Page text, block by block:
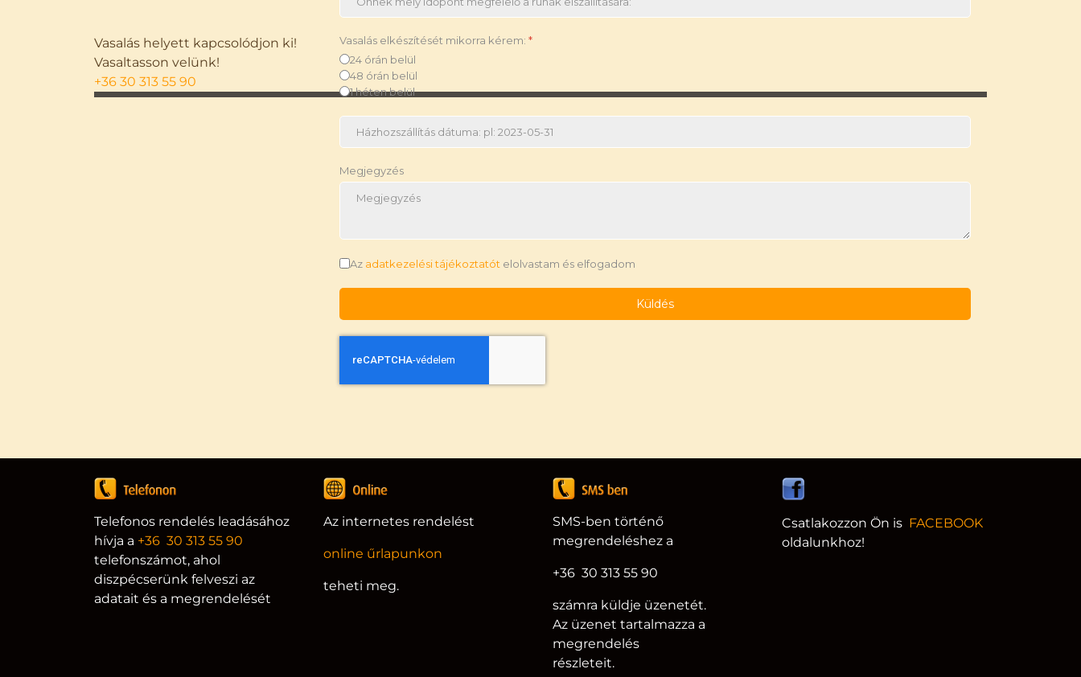
Vasalás helyett kapcsolódjon ki!
Vasaltasson velünk!
+36 30 313 55 90
Vasalás elkészítését mikorra kérem: *
24 órán belül
48 órán belül
1 héten belül
Megjegyzés
Az adatkezelési tájékoztatót elolvastam és elfogadom
Küldés
Telefonos rendelés leadásához
hívja a +36 30 313 55 90
telefonszámot, ahol
diszpécserünk felveszi az
adatait és a megrendelését
Az internetes rendelést
online űrlapunkon
teheti meg.
SMS-ben történő
megrendeléshez a
+36 30 313 55 90
számra küldje üzenetét.
Az üzenet tartalmazza a
megrendelés
részleteit.
Csatlakozzon Ön is FACEBOOK
oldalunkhoz!